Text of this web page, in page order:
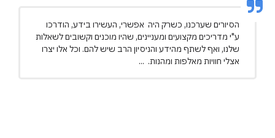
הסיורים שערכנו, כשרק היה אפשרי, העשירו בידע, הודרכו
ע"י מדריכים מקצועים ומעניינים, שהיו מוכנים וקשובים לשאלות
שלנו, ואף לשתף מהידע והניסיון הרב שיש להם. וכל אלו יצרו
אצלי חוויות מאלפות ומהנות. ...